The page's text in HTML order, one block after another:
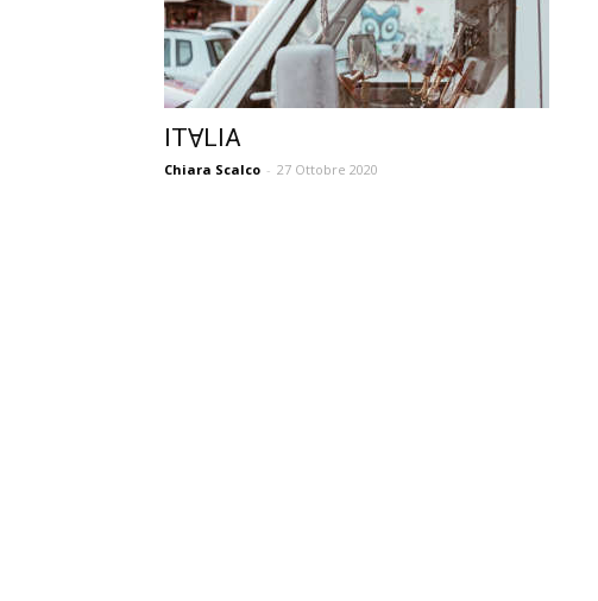
ITⱯLIA
Chiara Scalco - 27 Ottobre 2020